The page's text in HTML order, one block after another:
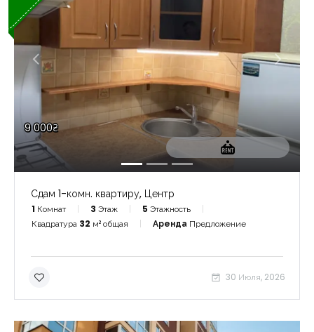
9 000₴
Сдам 1-комн. квартиру, Центр
1 Комнат 3 Этаж 5 Этажность
Квадратура 32 м² общая Аренда Предложение
30 Июля, 2026